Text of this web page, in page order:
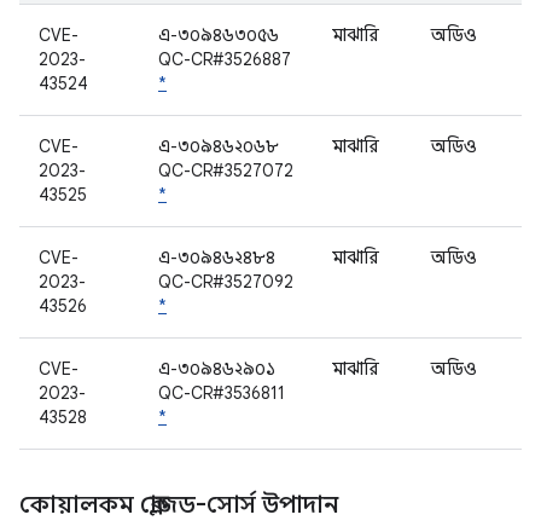
CVE-
2023-
43524
এ-৩০৯৪৬৩০৫৬
QC-CR#3526887
*
মাঝারি অডিও
CVE-
2023-
43525
এ-৩০৯৪৬২০৬৮
QC-CR#3527072
*
মাঝারি অডিও
CVE-
2023-
43526
এ-৩০৯৪৬২৪৮৪
QC-CR#3527092
*
মাঝারি অডিও
CVE-
2023-
43528
এ-৩০৯৪৬২৯০১
QC-CR#3536811
*
মাঝারি অডিও
কোয়ালকম ক্লোজড-সোর্স উপাদান